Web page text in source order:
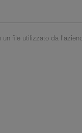
file utilizzato da